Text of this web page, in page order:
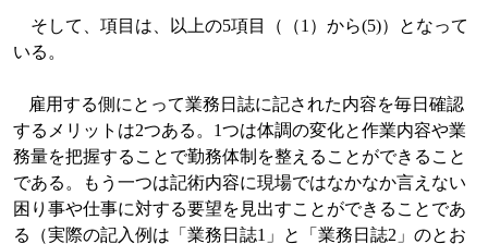
そして、項目は、以上の5項目（（1）から(5)）となって
いる。
雇用する側にとって業務日誌に記された内容を毎日確認
するメリットは2つある。 1つは体調の変化と作業内容や業
務量を把握することで勤務体制を整えることができること
である。もう一つは記術内容に現場ではなかなか言えない
困り事や仕事に対する要望を見出すことができることであ
る（実際の記入例は「業務日誌1 」と「業務日誌2」のとお